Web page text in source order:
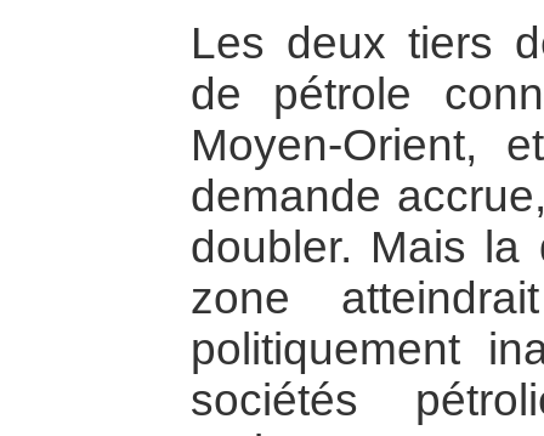
Les deux tiers
de pétrole
Moyen-Orient,
demande
doubler. Mais la
zone
politiquement
sociétés